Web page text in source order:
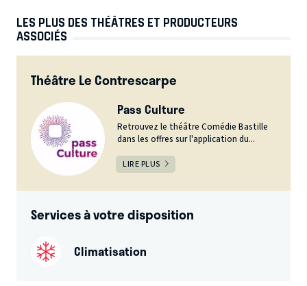
LES PLUS DES THÉÂTRES ET PRODUCTEURS
ASSOCIÉS
Théâtre Le Contrescarpe
Pass Culture
Retrouvez le théâtre Comédie Bastille
dans les offres sur l'application du...
LIRE PLUS
Services à votre disposition
Climatisation